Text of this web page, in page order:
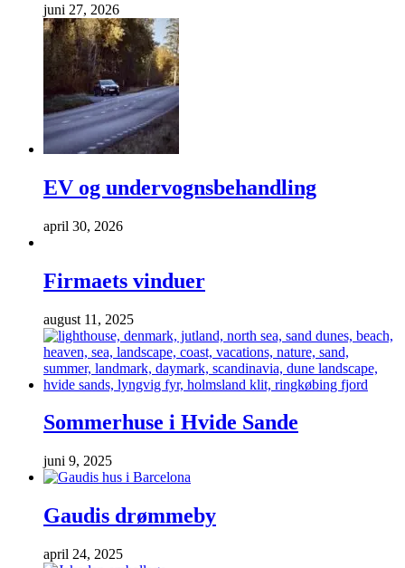
juni 27, 2026
EV og undervognsbehandling
april 30, 2026
Firmaets vinduer
august 11, 2025
Sommerhuse i Hvide Sande
juni 9, 2025
Gaudis drømmeby
april 24, 2025